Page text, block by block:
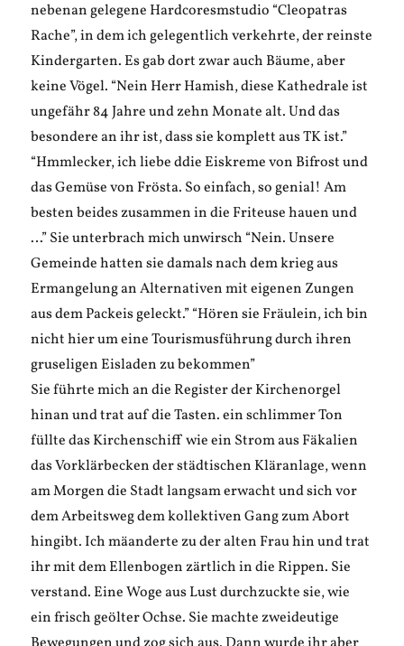
nebenan gelegene Hardcoresmstudio “Cleopatras
Rache”, in dem ich gelegentlich verkehrte, der reinste
Kindergarten. Es gab dort zwar auch Bäume, aber
keine Vögel. “Nein Herr Hamish, diese Kathedrale ist
ungefähr 84 Jahre und zehn Monate alt. Und das
besondere an ihr ist, dass sie komplett aus TK ist.”
“Hmmlecker, ich liebe ddie Eiskreme von Bifrost und
das Gemüse von Frösta. So einfach, so genial! Am
besten beides zusammen in die Friteuse hauen und
…” Sie unterbrach mich unwirsch “Nein. Unsere
Gemeinde hatten sie damals nach dem krieg aus
Ermangelung an Alternativen mit eigenen Zungen
aus dem Packeis geleckt.” “Hören sie Fräulein, ich bin
nicht hier um eine Tourismusführung durch ihren
gruseligen Eisladen zu bekommen”
Sie führte mich an die Register der Kirchenorgel
hinan und trat auf die Tasten. ein schlimmer Ton
füllte das Kirchenschiff wie ein Strom aus Fäkalien
das Vorklärbecken der städtischen Kläranlage, wenn
am Morgen die Stadt langsam erwacht und sich vor
dem Arbeitsweg dem kollektiven Gang zum Abort
hingibt. Ich mäanderte zu der alten Frau hin und trat
ihr mit dem Ellenbogen zärtlich in die Rippen. Sie
verstand. Eine Woge aus Lust durchzuckte sie, wie
ein frisch geölter Ochse. Sie machte zweideutige